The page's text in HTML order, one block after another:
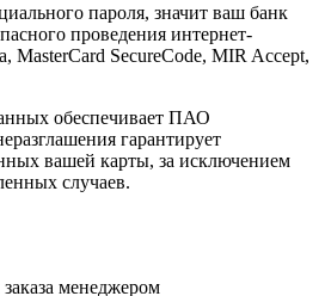
пароля, значит ваш банк
проведения интернет-
MasterCard SecureCode, MIR Accept,
обеспечивает ПАО
гарантирует
вашей карты, за исключением
случаев.
менеджером